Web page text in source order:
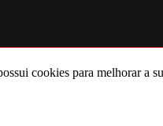
alerta, diminuição da
cookies para melhorar a